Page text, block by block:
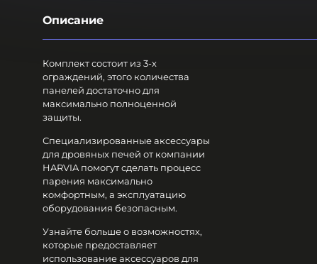
Описание
Комплект состоит из 3-х
ограждений, этого количества
панелей достаточно для
максимально полноценной
защиты.
Специализированные аксессуары
для дровяных печей от компании
HARVIA помогут сделать процесс
парения максимально
комфортным, а эксплуатацию
оборудования безопасным.
Узнайте больше о возможностях,
которые предоставляет
использование аксессуаров для